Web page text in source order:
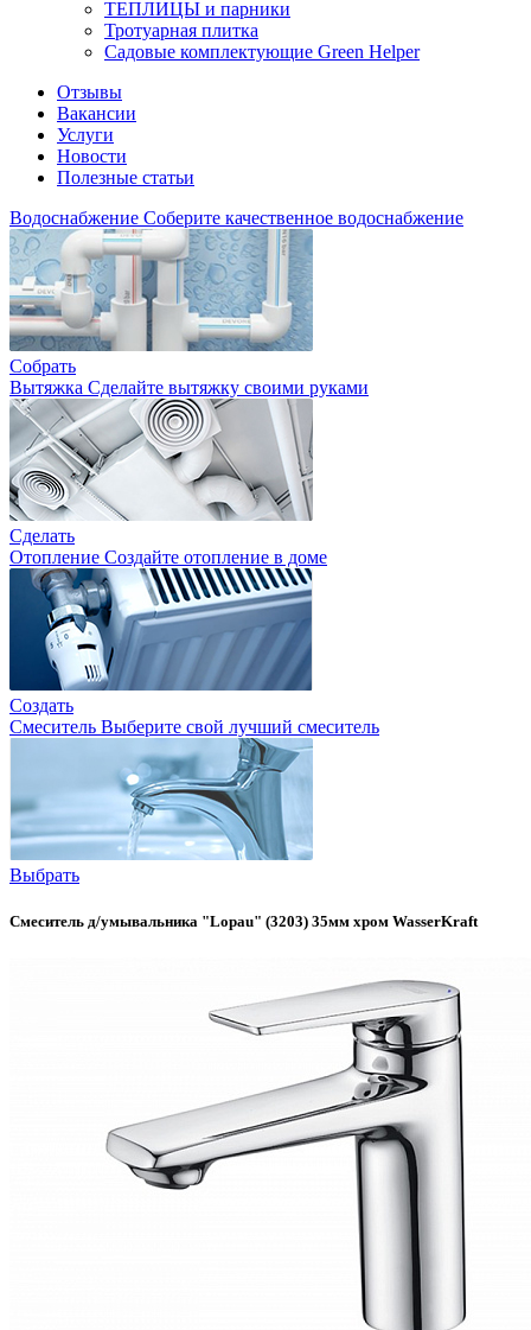
ТЕПЛИЦЫ и парники
Тротуарная плитка
Садовые комплектующие Green Helper
Отзывы
Вакансии
Услуги
Новости
Полезные статьи
Водоснабжение Соберите качественное водоснабжение
Собрать
Вытяжка Сделайте вытяжку своими руками
Сделать
Отопление Создайте отопление в доме
Создать
Смеситель Выберите свой лучший смеситель
Выбрать
Смеситель д/умывальника "Lopau" (3203) 35мм хром WasserKraft